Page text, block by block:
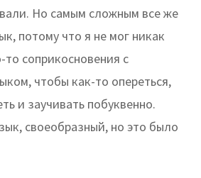
Но самым сложным все же
потому что я не мог никак
то соприкосновения с
чтобы как-то опереться,
и заучивать побуквенно.
своеобразный, но это было